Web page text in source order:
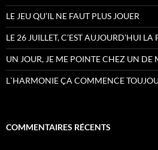
LE JEU QU’IL NE FAUT PLUS JOUER
LE 26 JUILLET, C’EST AUJOURD’HUI
UN JOUR, JE ME POINTE CHEZ UN DE
L`HARMONIE ÇA COMMENCE
COMMENTAIRES RÉCENTS